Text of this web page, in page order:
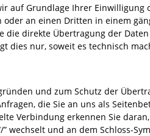
auf Grundlage Ihrer Einwilligung
an einen Dritten in einem
die direkte Übertragung der
dies nur, soweit es technisch
und zum Schutz der
die Sie an uns als
Verbindung erkennen Sie
wechselt und an dem Schloss-